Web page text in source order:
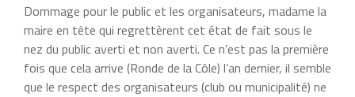
Dommage pour le public et les organisateurs, madame la
maire en tête qui regrettèrent cet état de fait sous le
nez du public averti et non averti. Ce n’est pas la première
fois que cela arrive (Ronde de la Côle) l’an dernier, il semble
que le respect des organisateurs (club ou municipalité) ne